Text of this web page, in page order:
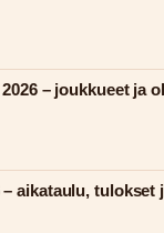
– joukkueet ja
aikataulu, tulokset